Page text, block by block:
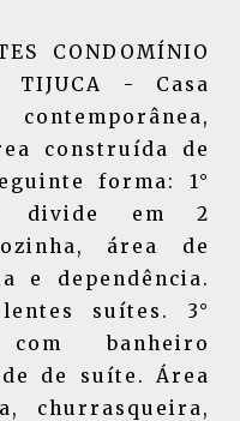
CONDOMÍNIO
TIJUCA - Casa
construída de
forma: 1°
divide em 2
área de
e dependência.
suítes. 3°
banheiro
de suíte. Área
churrasqueira,